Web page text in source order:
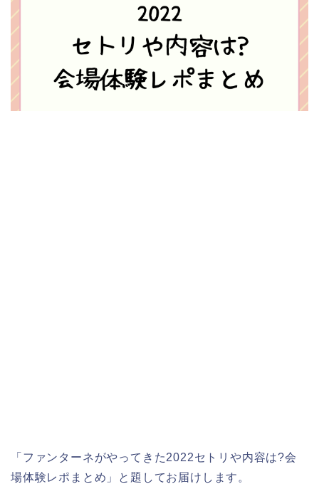
「ファンターネがやってきた2022セトリや内容は?会
場体験レポまとめ」と題してお届けします。